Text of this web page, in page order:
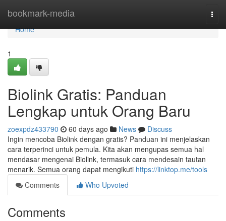
bookmark-media
Home
Home
1
Biolink Gratis: Panduan
Lengkap untuk Orang Baru
zoexpdz433790 60 days ago News
Discuss
Ingin mencoba Biolink dengan gratis? Panduan ini menjelaskan
cara terperinci untuk pemula. Kita akan mengupas semua hal
mendasar mengenai Biolink, termasuk cara mendesain tautan
menarik. Semua orang dapat mengikuti https://linktop.me/tools
Comments
Who Upvoted
Comments